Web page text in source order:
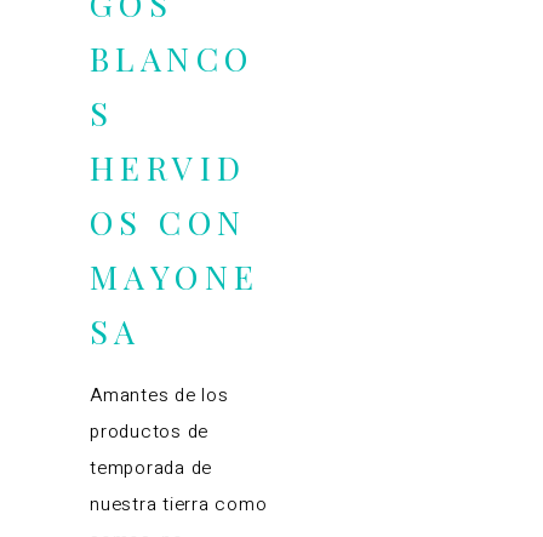
BLANCO
S
HERVID
OS CON
MAYONE
SA
Amantes de los
productos de
temporada de
nuestra tierra como